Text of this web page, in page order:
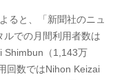
ると、「新聞社のニュ
ルでの月間利用者数は
Shimbun （ 1,143万
回数では Nihon Keizai